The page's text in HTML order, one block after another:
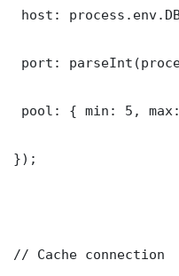
host:
port:
pool: { min: 5,
});
// Cache connection